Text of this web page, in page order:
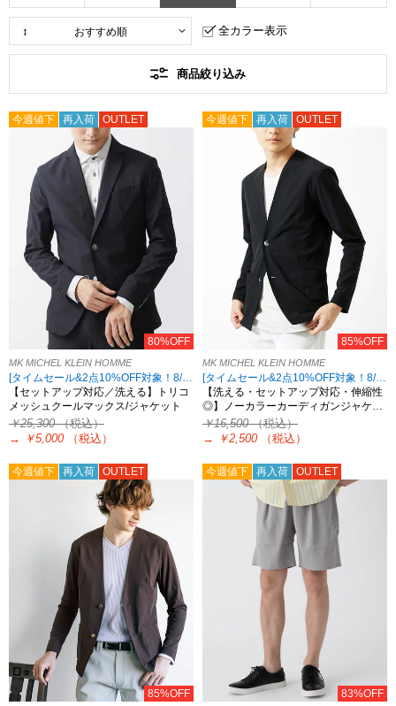
全カラー表示
商品絞り込み
今週値下 再入荷 OUTLET
80%OFF
MK MICHEL KLEIN HOMME
[タイムセール&2点10%OFF対象！8/17 8:59まで アウトレット限定]
【セットアップ対応／洗える】トリコ
メッシュクールマックス/ジャケット
￥25,300（税込）
→
￥5,000 （税込）
今週値下 再入荷 OUTLET
85%OFF
MK MICHEL KLEIN HOMME
[タイムセール&2点10%OFF対象！8/17 8:59まで アウトレット限定]
【洗える・セットアップ対応・伸縮性
◎】ノーカラーカーディガンジャケ…
￥16,500（税込）
→
￥2,500 （税込）
今週値下 再入荷 OUTLET
85%OFF
今週値下 再入荷 OUTLET
83%OFF